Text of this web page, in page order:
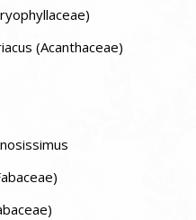
(Acanthaceae)